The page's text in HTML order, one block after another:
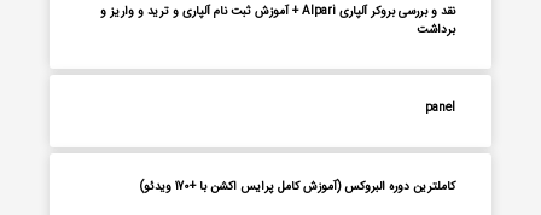
نقد و بررسی بروکر آلپاری Alpari + آموزش ثبت نام آلپاری و ترید و واریز و
برداشت
panel
کاملترین دوره البروکس (آموزش کامل پرایس اکشن با +170 ویدئو)